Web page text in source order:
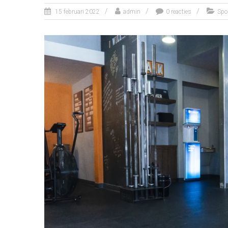
15 februari 2022 admin 0 reacties